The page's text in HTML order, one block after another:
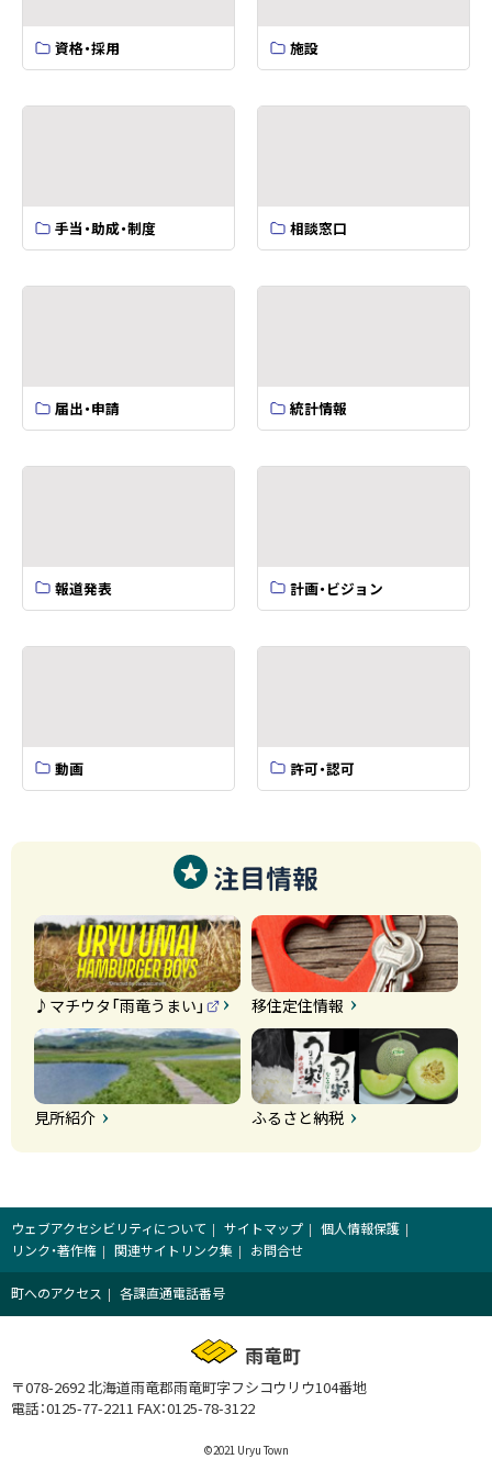
資格・採用 施設
手当・助成・制度 相談窓口
届出・申請 統計情報
報道発表 計画・ビジョン
動画 許可・認可
注目情報
♪マチウタ「雨竜うまい」
外
部
サ
イ
ト
移住定住情報
見所紹介 ふるさと納税
ウェブアクセシビリティについて サイトマップ
個人情報保護
リンク・著作権
関連サイトリンク集 お問合せ
町へのアクセス 各課直通電話番号
雨竜町
〒078-2692 北海道雨竜郡雨竜町字フシコウリウ104番地
電話：0125-77-2211 FAX：0125-78-3122
©2021 Uryu Town